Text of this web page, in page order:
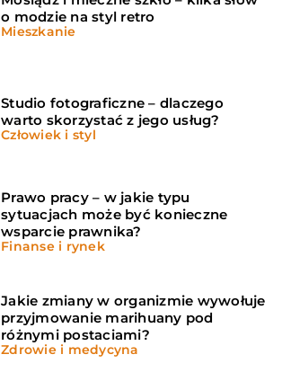
o modzie na styl retro
Mieszkanie
Studio fotograficzne – dlaczego
warto skorzystać z jego usług?
Człowiek i styl
Prawo pracy – w jakie typu
sytuacjach może być konieczne
wsparcie prawnika?
Finanse i rynek
Jakie zmiany w organizmie wywołuje
przyjmowanie marihuany pod
różnymi postaciami?
Zdrowie i medycyna